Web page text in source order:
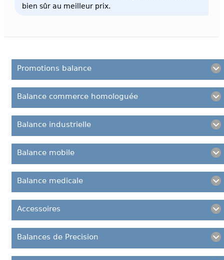
bien sûr au meilleur prix.
Promotions balance
Balance commerce homologuée
Balance industrielle
Balance mobile
Balance medicale
Accessoires
Balances de Precision